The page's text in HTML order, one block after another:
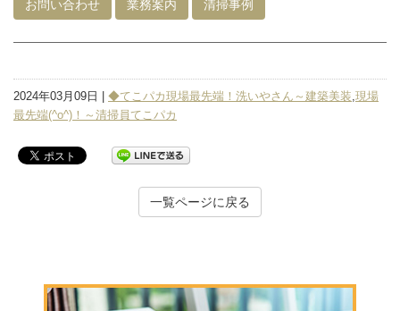
お問い合わせ 業務案内 清掃事例
2024年03月09日 | ◆てこパカ現場最先端！洗いやさん～建築美装,現場
最先端(^o^)！～清掃員てこパカ
一覧ページに戻る